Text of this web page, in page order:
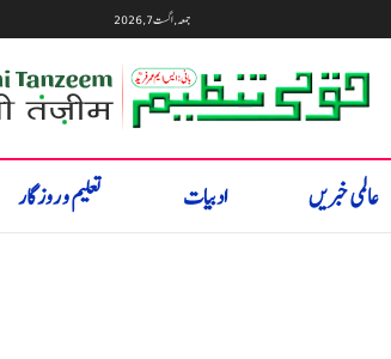
جمعہ, اگست 7, 2026
عالمی خبریں ادبیات تعلیم و روزگار